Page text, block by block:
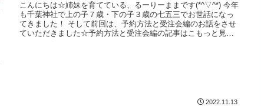
こんにちは☆姉妹を育てている、るーりーままです(*^▽^*) 今年
も千葉神社で上の子７歳・下の子３歳の七五三でお世話になっ
てきました！ そして前回は、予約方法と受注会編のお話をさせ
ていただきました☆予約方法と受注会編の記事はこもっと見
2022.11.13